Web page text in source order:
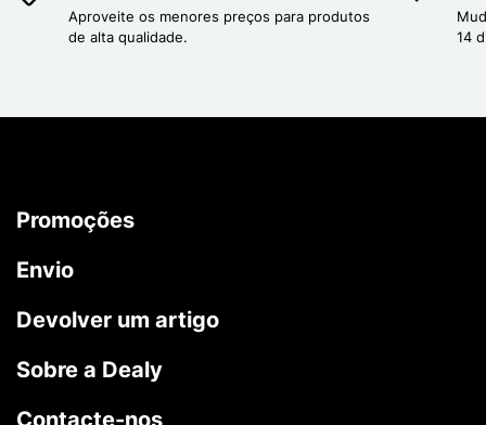
Aproveite os menores preços para produtos
de alta qualidade.
14
Promoções
Envio
Devolver um artigo
Sobre a Dealy
Contacte-nos